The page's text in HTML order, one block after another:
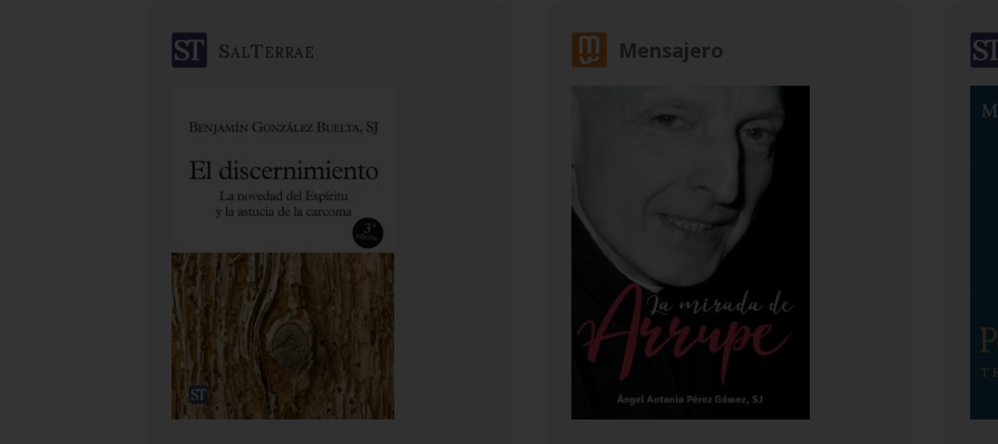
SalTerrae Mensajero